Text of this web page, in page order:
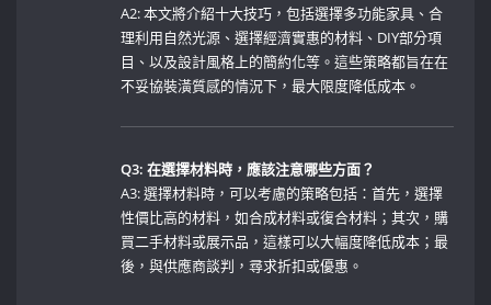
A2: 本文將介紹十大技巧，包括選擇多功能家具、合
理利用自然光源、選擇經濟實惠的材料、DIY部分項
目、以及設計風格上的簡約化等。這些策略都旨在在
不妥協裝潢質感的情況下，最大限度降低成本。
Q3: 在選擇材料時，應該注意哪些方面？
A3: 選擇材料時，可以考慮的策略包括：首先，選擇
性價比高的材料，如合成材料或復合材料；其次，購
買二手材料或展示品，這樣可以大幅度降低成本；最
後，與供應商談判，尋求折扣或優惠。